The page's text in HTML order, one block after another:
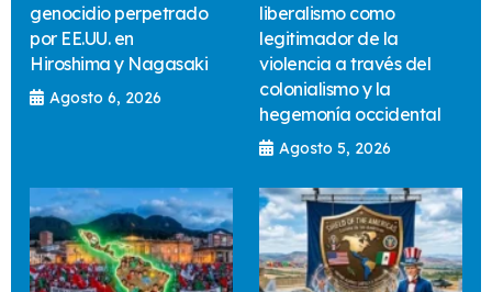
genocidio perpetrado
por EE.UU. en
Hiroshima y Nagasaki
Agosto 6, 2026
liberalismo como
legitimador de la
violencia a través del
colonialismo y la
hegemonía occidental
Agosto 5, 2026